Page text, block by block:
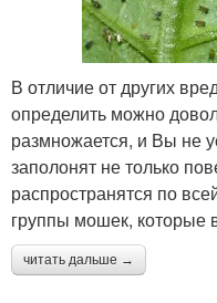
В отличие от других
определить можно
размножается, и Вы не
заполонят не только
распространятся по
группы мошек, которые
читать дальше →